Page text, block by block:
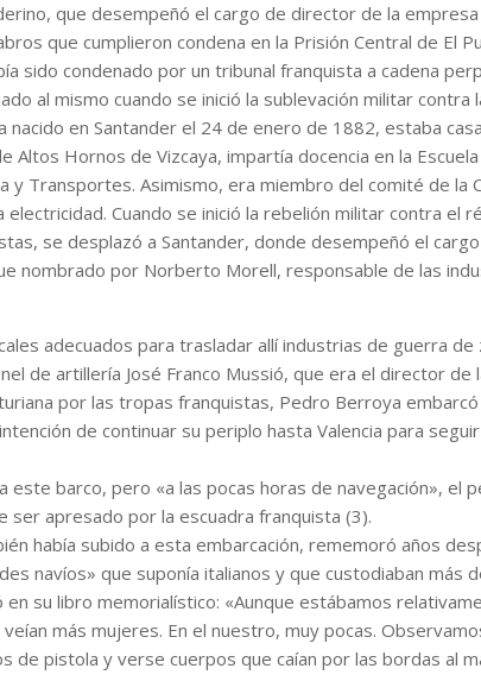
que desempeñó el cargo de director de la
que cumplieron condena en la Prisión Central de El
sido condenado por un tribunal franquista a cadena
al mismo cuando se inició la sublevación militar contra
en Santander el 24 de enero de 1882, estaba
Altos Hornos de Vizcaya, impartía docencia en la
Transportes. Asimismo, era miembro del comité de la
Cuando se inició la rebelión militar contra el
se desplazó a Santander, donde desempeñó el
nombrado por Norberto Morell, responsable de las
adecuados para trasladar allí industrias de guerra de
de artillería José Franco Mussió, que era el director de
por las tropas franquistas, Pedro Berroya
de continuar su periplo hasta Valencia para
barco, pero «a las pocas horas de navegación», el
ser apresado por la escuadra franquista (3).
había subido a esta embarcación, rememoró años
navíos» que suponía italianos y que custodiaban más
su libro memorialístico: «Aunque estábamos
más mujeres. En el nuestro, muy pocas.
de pistola y verse cuerpos que caían por las bordas al